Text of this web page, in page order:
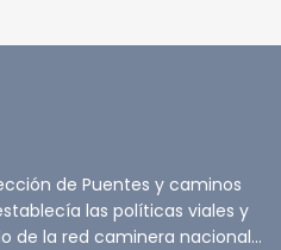
de Puentes y caminos
las políticas viales y
de la red caminera nacional...